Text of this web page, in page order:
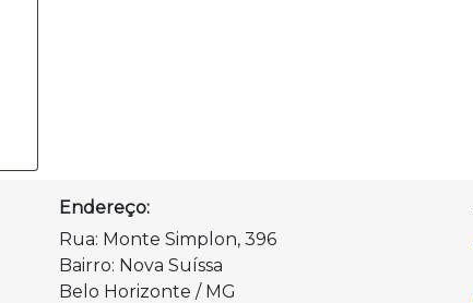
Endereço:
Rua: Monte Simplon, 396
Bairro: Nova Suíssa
Belo Horizonte / MG